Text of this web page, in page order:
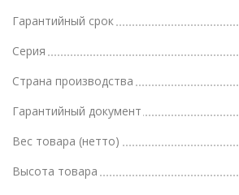
Гарантийный срок
Серия
Страна производства
Гарантийный документ
Вес товара (нетто)
Высота товара